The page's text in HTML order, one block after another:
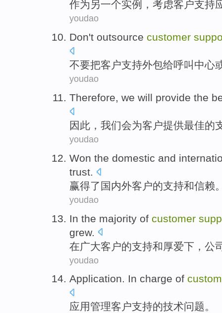
作为 另一个实例 ， 考虑客户支持
youdao
Don't outsource customer
不要把客户支持外包给呼叫 中心
youdao
Therefore, we will provide the
因此 ， 我们会为客户提供最佳的
youdao
Won the domestic and
trust.
赢得了 国内外客户的支持和信赖
youdao
In the majority of customer
grew.
在广大客户的支持和 厚爱下， 公
youdao
Application. In charge of
应用管理客户支持的技术问题。